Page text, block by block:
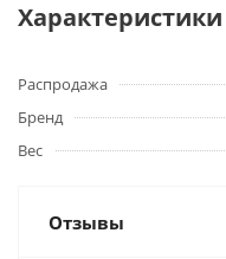
Характеристики
Распродажа
Бренд
Вес
Отзывы